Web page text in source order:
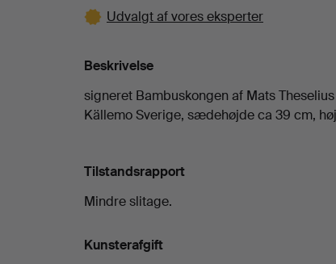
Udvalgt af vores eksperter
Beskrivelse
signeret Bambuskongen af Mats
Källemo Sverige, sædehøjde ca 39 cm,
Tilstandsrapport
Mindre slitage.
Kunsterafgift